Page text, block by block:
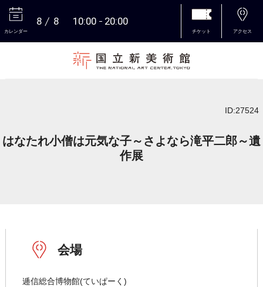
カレンダー
8 8 10:00 20:00
チケット アクセス
ID:27524
はなたれ小僧は元気な子～さよなら滝平二郎～遺
作展
会場
逓信総合博物館(ていぱーく)